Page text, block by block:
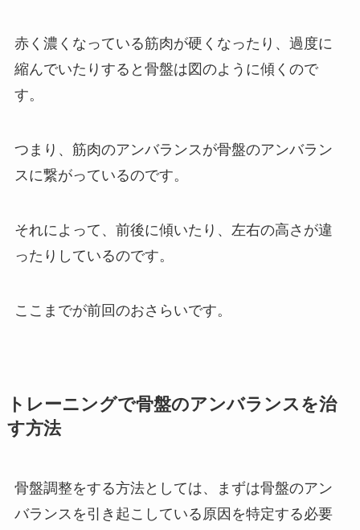
赤く濃くなっている筋肉が硬くなったり、過度に
縮んでいたりすると骨盤は図のように傾くので
す。
つまり、筋肉のアンバランスが骨盤のアンバラン
スに繋がっているのです。
それによって、前後に傾いたり、左右の高さが違
ったりしているのです。
ここまでが前回のおさらいです。
トレーニングで骨盤のアンバランスを治
す方法
骨盤調整をする方法としては、まずは骨盤のアン
バランスを引き起こしている原因を特定する必要